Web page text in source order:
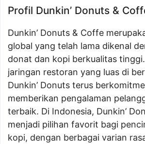
Profil Dunkin’ Donuts &
Dunkin’ Donuts & Coffe
global yang telah lama dikenal
donat dan kopi berkualitas
jaringan restoran yang luas di
Dunkin’ Donuts terus
memberikan pengalaman
terbaik. Di Indonesia, Dunkin’
menjadi pilihan favorit bagi
kopi, dengan berbagai varian